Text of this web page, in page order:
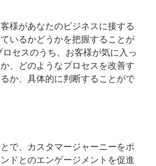
様があなたのビジネスに接する
いるかどうかを把握することが
セスのうち、お客様が気に入っ
、どのようなプロセスを改善す
か、具体的に判断することがで
で、カスタマージャーニーをポ
ドとのエンゲージメントを促進